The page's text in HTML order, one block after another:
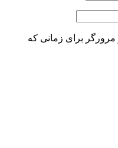
مرورگر برای زمانی که